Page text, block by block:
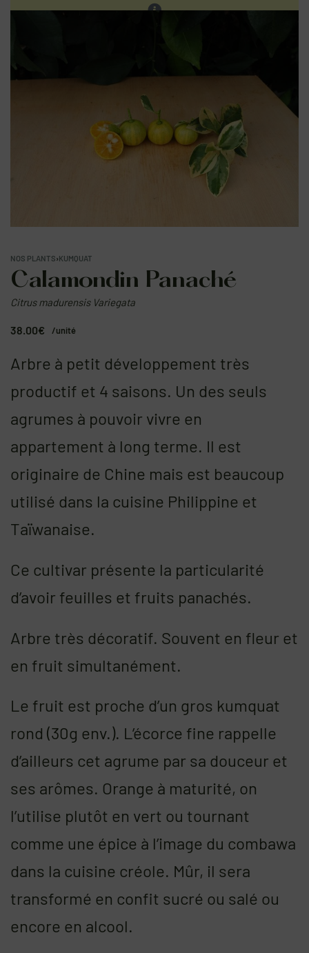
0
NOS PLANTS›KUMQUAT
Calamondin Panaché
Citrus madurensis Variegata
38.00€ /unité
Arbre à petit développement très
productif et 4 saisons. Un des seuls
agrumes à pouvoir vivre en
appartement à long terme. Il est
originaire de Chine mais est beaucoup
utilisé dans la cuisine Philippine et
Taïwanaise.
Ce cultivar présente la particularité
d’avoir feuilles et fruits panachés.
Arbre très décoratif. Souvent en fleur et
en fruit simultanément.
Le fruit est proche d’un gros kumquat
rond (30g env.). L’écorce fine rappelle
d’ailleurs cet agrume par sa douceur et
ses arômes. Orange à maturité, on
l’utilise plutôt en vert ou tournant
comme une épice à l’image du combawa
dans la cuisine créole. Mûr, il sera
transformé en confit sucré ou salé ou
encore en alcool.